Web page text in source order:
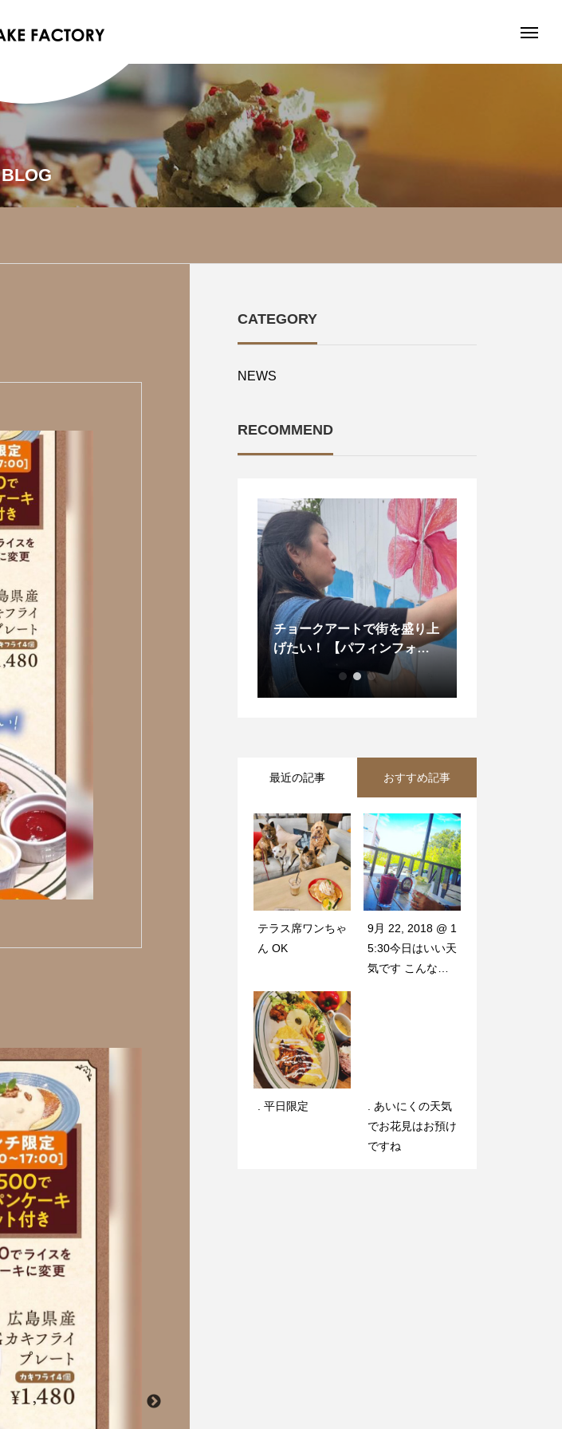
BLOG
CATEGORY
NEWS
RECOMMEND
チョークアートで街を盛り上
げたい！ 【パフィンフォト
スポット制作プロジェク
ト?】
最近の記事 おすすめ記事
テラス席ワンちゃ
ん OK‍
9月 22, 2018 @ 1
5:30今日はいい天
気です️ こんな日
. 平日限定️
. あいにくの天気️
でお花見はお預け
ですね
本日も営業中… .
. . お外に大きな
. 平日限定️
期間限定 Hallowe
enPancake